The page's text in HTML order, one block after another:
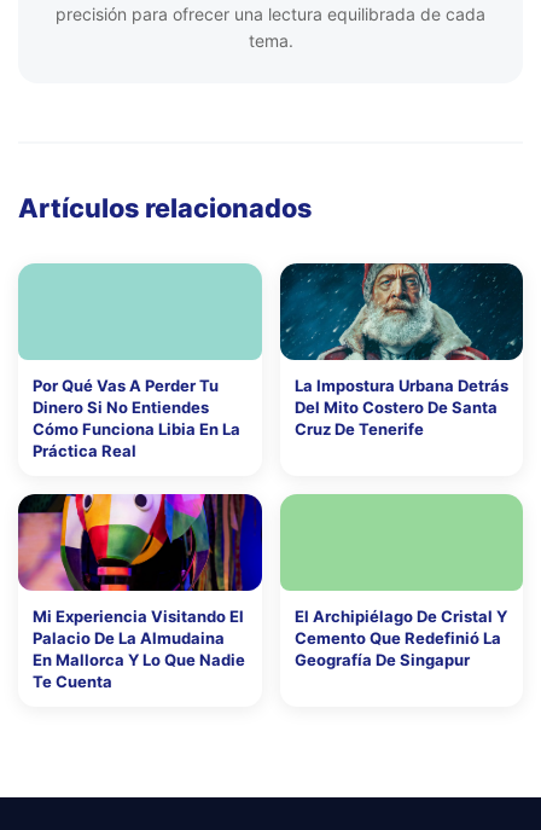
precisión para ofrecer una lectura equilibrada de cada
tema.
Artículos relacionados
Por Qué Vas A Perder Tu
Dinero Si No Entiendes
Cómo Funciona Libia En La
Práctica Real
La Impostura Urbana Detrás
Del Mito Costero De Santa
Cruz De Tenerife
Mi Experiencia Visitando El
Palacio De La Almudaina
En Mallorca Y Lo Que Nadie
Te Cuenta
El Archipiélago De Cristal Y
Cemento Que Redefinió La
Geografía De Singapur